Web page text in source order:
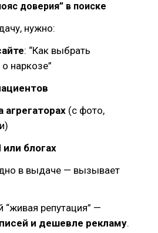
доверия” в поиске
нужно:
: “Как выбрать
наркозе”
(с фото,
блогах
в выдаче — вызывает
“живая репутация” —
и дешевле рекламу.